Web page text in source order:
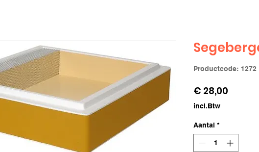
Productcode: 1272
€ 28,00
incl.Btw
Aantal *